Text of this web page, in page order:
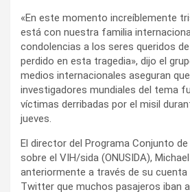
«En este momento increíblemente
está con nuestra familia
condolencias a los seres queridos
perdido en esta tragedia», dijo el
medios internacionales aseguran
investigadores mundiales del tema
víctimas derribadas por el misil
jueves.
El director del Programa Conjunto
sobre el VIH/sida (ONUSIDA),
anteriormente a través de su cuenta
Twitter que muchos pasajeros iban